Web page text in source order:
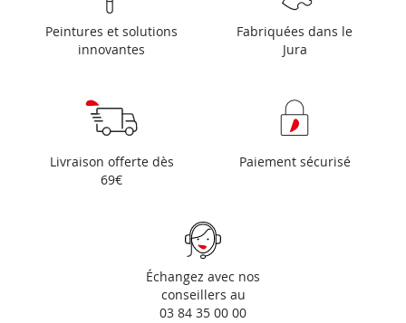
Peintures et solutions
innovantes
Fabriquées dans le
Jura
Livraison offerte dès
69€
Paiement sécurisé
Échangez avec nos
conseillers au
03 84 35 00 00